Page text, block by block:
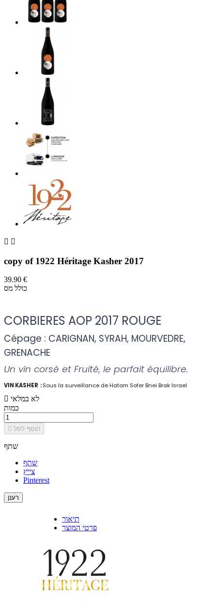
 
copy of 1922 Héritage Kasher 2017
39.90 €
כולל מס
CORBIERES AOP 2017 ROUGE
Cépage : CARIGNAN, SYRAH, MOURVEDRE,
GRENACHE
Un vin corsé et Fruité, le parfait équilibre.
VIN KASHER :Sous la surveillance de Hatam Sofer Bnei Brak Israel
 לא במלאי
כמות
 הוסף לסל
שתף
שתף
צייץ
Pinterest
תיאור
פרטי המוצר